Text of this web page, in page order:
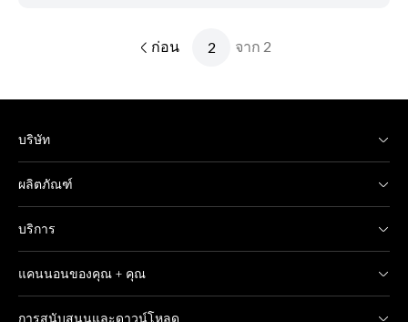
ก่อน จาก 2
บริษัท
ผลิตภัณฑ์
บริการ
แคนนอนของคุณ + คุณ
การสนับสนุนและดาวน์โหลด